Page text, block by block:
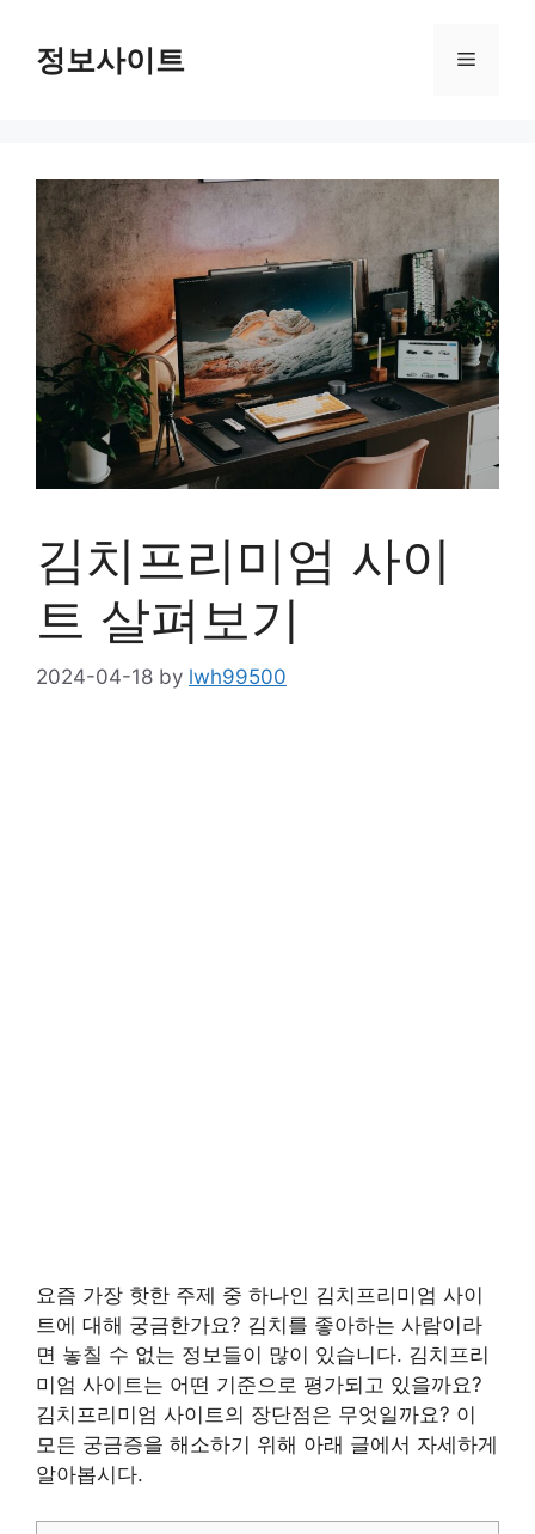
content정보사이트 Menu
김치프리미엄 사이
트 살펴보기
2024-04-18 by lwh99500
요즘 가장 핫한 주제 중 하나인 김치프리미엄 사이
트에 대해 궁금한가요? 김치를 좋아하는 사람이라
면 놓칠 수 없는 정보들이 많이 있습니다. 김치프리
미엄 사이트는 어떤 기준으로 평가되고 있을까요?
김치프리미엄 사이트의 장단점은 무엇일까요? 이
모든 궁금증을 해소하기 위해 아래 글에서 자세하게
알아봅시다.